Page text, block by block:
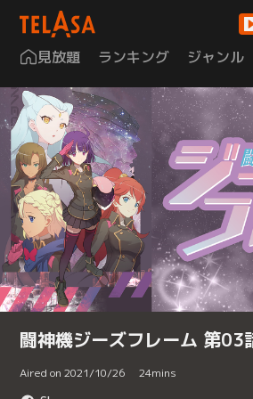
見放題 ランキング ジャンル
闘神機ジーズフレーム 第03
Aired on 2021/10/26 24mins